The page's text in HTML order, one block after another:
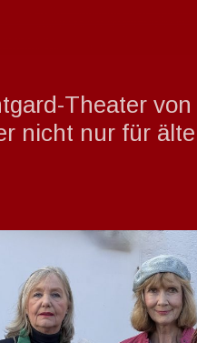
Theater von
nicht nur für